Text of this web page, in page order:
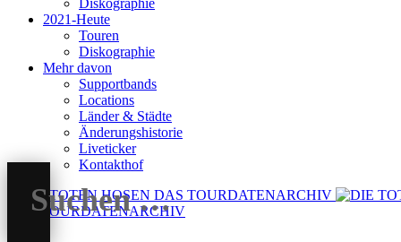
2021-Heute
Touren
Diskographie
Mehr davon
Supportbands
Locations
Länder & Städte
Änderungshistorie
Liveticker
Kontakthof
DAS TOURDATENARCHIV